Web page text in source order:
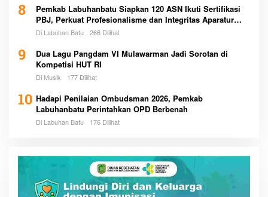
8
Pemkab Labuhanbatu Siapkan 120 ASN Ikuti Sertifikasi
PBJ, Perkuat Profesionalisme dan Integritas Aparatur
Pemerintah
Di Labuhan Batu 266 Dilihat
9
Dua Lagu Pangdam VI Mulawarman Jadi Sorotan di
Kompetisi HUT RI
Di Musik 177 Dilihat
10 Hadapi Penilaian Ombudsman 2026, Pemkab
Labuhanbatu Perintahkan OPD Berbenah
Di Labuhan Batu 176 Dilihat